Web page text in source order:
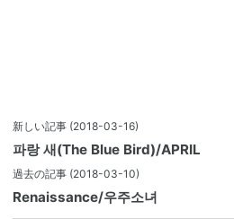
新しい記事 (2018-03-16)
파랑 새(The Blue Bird)/APRIL
過去の記事 (2018-03-10)
Renaissance/우주소녀